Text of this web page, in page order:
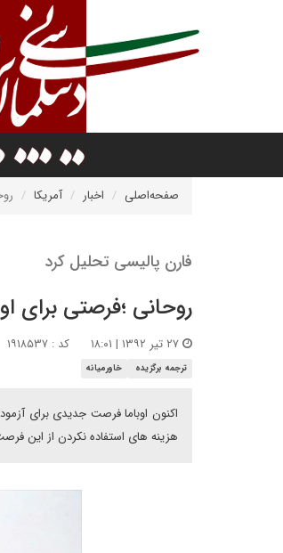
صفحه‌اصلی اخبار آمریکا
فارن پالیسی تحلیل کرد
روحانی ؛فرصتی برای
کد : ۱۹۱۸۵۳۷
ترجمه برگزیده
خاورمیانه
اکنون اوباما فرصت جدیدی برای
هزینه های استفاده نکردن از این